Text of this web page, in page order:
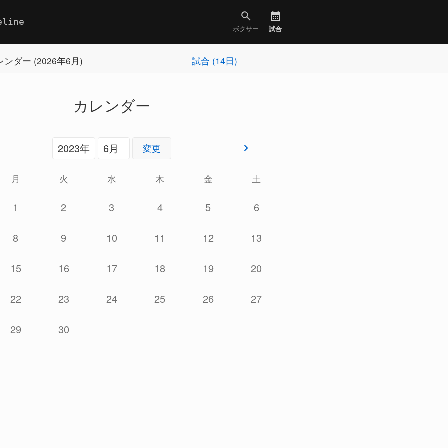
ボクサー 試合
ンダー (2026年6月) 試合 (14日)
カレンダー
変更
月 火 水 木 金 土
1 2 3 4 5 6
8 9 10 11 12 13
15 16 17 18 19 20
22 23 24 25 26 27
29 30